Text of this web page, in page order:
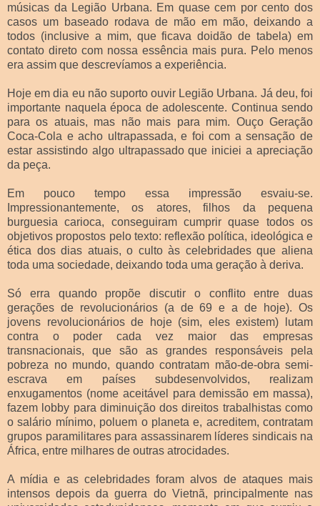
músicas da Legião Urbana. Em quase cem por cento dos
casos um baseado rodava de mão em mão, deixando a
todos (inclusive a mim, que ficava doidão de tabela) em
contato direto com nossa essência mais pura. Pelo menos
era assim que descrevíamos a experiência.
Hoje em dia eu não suporto ouvir Legião Urbana. Já deu, foi
importante naquela época de adolescente. Continua sendo
para os atuais, mas não mais para mim. Ouço Geração
Coca-Cola e acho ultrapassada, e foi com a sensação de
estar assistindo algo ultrapassado que iniciei a apreciação
da peça.
Em pouco tempo essa impressão esvaiu-se.
Impressionantemente, os atores, filhos da pequena
burguesia carioca, conseguiram cumprir quase todos os
objetivos propostos pelo texto: reflexão política, ideológica e
ética dos dias atuais, o culto às celebridades que aliena
toda uma sociedade, deixando toda uma geração à deriva.
Só erra quando propõe discutir o conflito entre duas
gerações de revolucionários (a de 69 e a de hoje). Os
jovens revolucionários de hoje (sim, eles existem) lutam
contra o poder cada vez maior das empresas
transnacionais, que são as grandes responsáveis pela
pobreza no mundo, quando contratam mão-de-obra semi-
escrava em países subdesenvolvidos, realizam
enxugamentos (nome aceitável para demissão em massa),
fazem lobby para diminuição dos direitos trabalhistas como
o salário mínimo, poluem o planeta e, acreditem, contratam
grupos paramilitares para assassinarem líderes sindicais na
África, entre milhares de outras atrocidades.
A mídia e as celebridades foram alvos de ataques mais
intensos depois da guerra do Vietnã, principalmente nas